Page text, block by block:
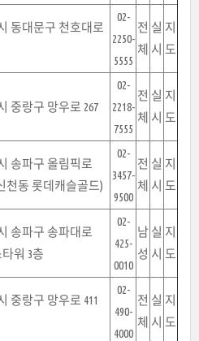
동대문구 천호대로
02-
2250-
5555
전
체
실
시
지
도
중랑구 망우로 267
02-
2218-
7555
전
체
실
시
지
도
송파구 올림픽로
천동 롯데캐슬골드)
02-
3457-
9500
전
체
실
시
지
도
송파구 송파대로
타워 3층
02-
425-
0010
남
성
실
시
지
도
중랑구 망우로 411
02-
490-
4000
전
체
실
시
지
도